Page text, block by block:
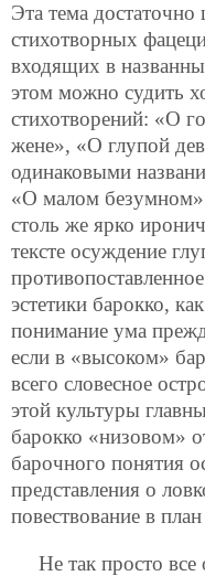
Эта тема
стихотворных
входящих в
этом можно судить
стихотворений: «О
жене», «О глупой
одинаковыми
«О малом
столь же ярко
тексте осуждение
эстетики барокко,
понимание ума
если в «высоком»
всего словесное
этой культуры
барокко «низовом»
барочного понятия
представления о
повествование в
Не так просто все